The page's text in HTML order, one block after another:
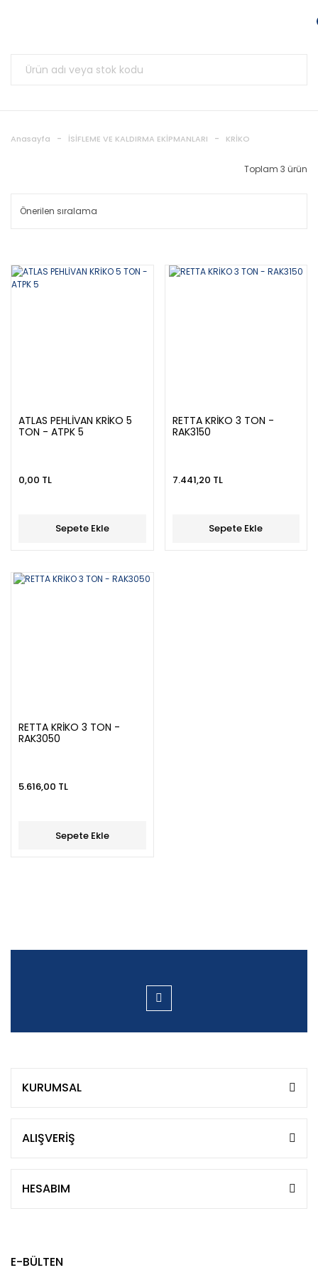
Anasayfa İSİFLEME VE KALDIRMA EKİPMANLARI KRİKO
Toplam 3 ürün
ATLAS PEHLİVAN KRİKO 5
TON - ATPK 5
0,00 TL
Sepete Ekle
RETTA KRİKO 3 TON -
RAK3150
7.441,20 TL
Sepete Ekle
RETTA KRİKO 3 TON -
RAK3050
5.616,00 TL
Sepete Ekle
KURUMSAL
ALIŞVERİŞ
HESABIM
E-BÜLTEN